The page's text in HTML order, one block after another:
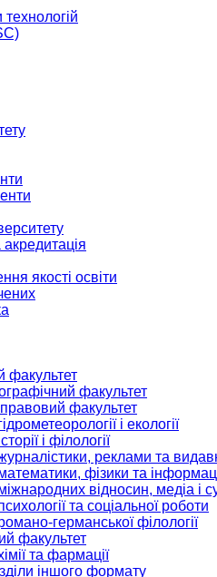
якості освіти
факультет
факультет
факультет
і екології
і філології
реклами та
фізики та
відносин, медіа і
та соціальної роботи
германської філології
факультет
та фармації
іншого формату